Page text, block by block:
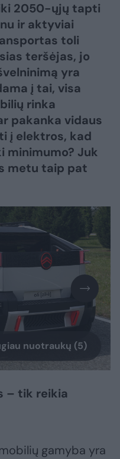
2050-ųjų tapti
ir aktyviai
toli
teršėjas, jo
yra
į tai, visa
rinka
pakanka vidaus
į elektros, kad
minimumo? Juk
metu taip pat
nuotraukų (5)
– tik reikia
gamyba yra